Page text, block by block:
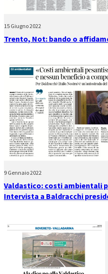
15 Giugno 2022
Trento, Not: bando o
9 Gennaio 2022
Valdastico: costi ambientali
Intervista a Baldracchi